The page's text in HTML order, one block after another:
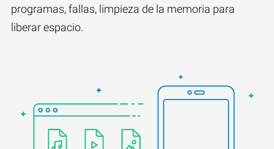
programas, fallas, limpieza de la memoria para
liberar espacio.